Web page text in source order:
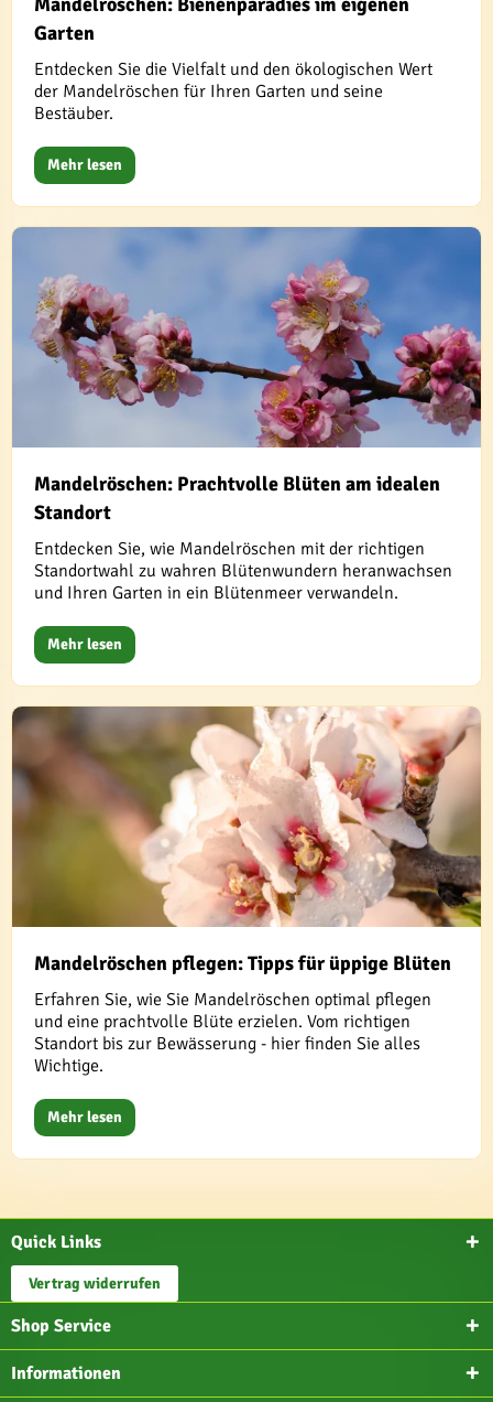
Garten
Entdecken Sie die Vielfalt und den ökologischen Wert
der Mandelröschen für Ihren Garten und seine
Bestäuber.
Mehr lesen
Mandelröschen: Prachtvolle Blüten am idealen
Standort
Entdecken Sie, wie Mandelröschen mit der richtigen
Standortwahl zu wahren Blütenwundern heranwachsen
und Ihren Garten in ein Blütenmeer verwandeln.
Mehr lesen
Mandelröschen pflegen: Tipps für üppige Blüten
Erfahren Sie, wie Sie Mandelröschen optimal pflegen
und eine prachtvolle Blüte erzielen. Vom richtigen
Standort bis zur Bewässerung - hier finden Sie alles
Wichtige.
Mehr lesen
Quick Links
Vertrag widerrufen
Shop Service
Informationen